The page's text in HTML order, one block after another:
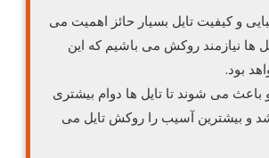
و کیفیت تایل بسیار حائز اهمیت می
نیازمند روکش می باشیم که این
می شوند تا تایل ها دوام بیشتری
و بیشترین آسیب را روکش تایل می